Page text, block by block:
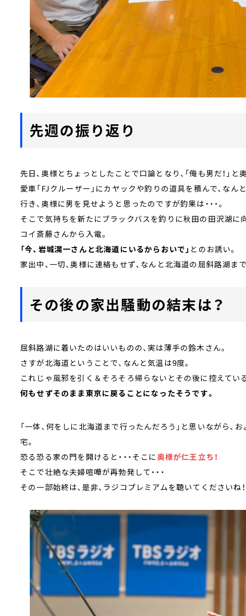
先週の振り返り
先日、奥様とちょっとしたことで口論となり、「俺も男だ！」
愛車「FJクルーザー」にカヤックや釣りの道具を積んで、な
行き、奥様に男を見せようと思ったのですが釣果は・・・。
そこで気持ちを新たにブラックバスを釣りに秋田の田沢湖に
コイ斎藤さんから入電。
「今、岩城滉一さんと北海道にいるからおいで」 とのお誘い。
家出中、一切、奥様に連絡もせず、なんと北海道の屈斜路湖ま
その後の家出騒動の結末は？
屈斜路湖に着いたのはいいものの、実は薄手の鈴木さん。
さすが北海道ということで、なんと気温は9度。
これじゃ風邪を引く＆そろそろ帰らないとその後に控えてい
何もせずそのまま東京に戻ることになったそうです。
「一体、何をしに北海道まで行ったんだろう」と思いながら、
宅。
恐る恐る家の門を開けると・・・そこに奥様が仁王立ち！
そこで壮絶な夫婦喧嘩が再勃発して・・・
その一部始終は、是非、ラジコプレミアムを聴いてくださいね！